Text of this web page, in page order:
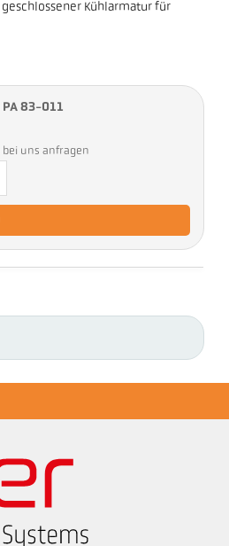
Kühlarmatur für
83-011
bei uns anfragen